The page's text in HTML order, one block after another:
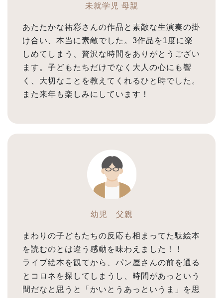
未就学児 母親
あたたかな祐彩さんの作品と素敵な生演奏の掛
け合い、本当に素敵でした。3作品を1度に楽
しめてしまう、贅沢な時間をありがとうござい
ます。子どもたちだけでなく大人の心にも響
く、大切なことを教えてくれるひと時でした。
また来年も楽しみにしています！
幼児 父親
まわりの子どもたちの反応も相まってた駄絵本
を読むのとは違う感動を味わえました！！
ライブ絵本を観てから、パン屋さんの前を通る
とコロネを探してしまうし、時間があっという
間だなと思うと「かいとうあっというま」を思